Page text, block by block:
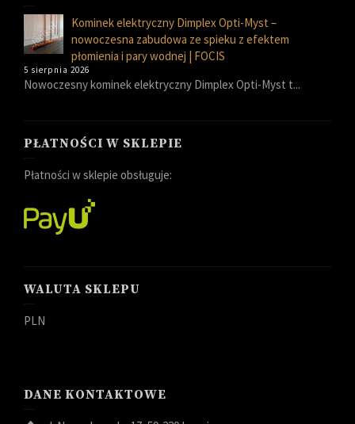
Kominek elektryczny Dimplex Opti-Myst –
nowoczesna zabudowa ze spieku z efektem
płomienia i pary wodnej | FOCIS
5 sierpnia 2026
Nowoczesny kominek elektryczny Dimplex Opti-Myst t...
PŁATNOŚCI W SKLEPIE
Płatności w sklepie obsługuje:
WALUTA SKLEPU
PLN
DANE KONTAKTOWE